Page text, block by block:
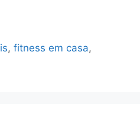
,fitness em casa,